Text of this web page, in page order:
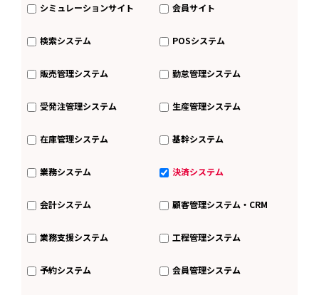
シミュレーションサイト 会員サイト
検索システム POSシステム
販売管理システム 勤怠管理システム
受発注管理システム 生産管理システム
在庫管理システム 基幹システム
業務システム 決済システム
会計システム 顧客管理システム・CRM
業務支援システム 工程管理システム
予約システム 会員管理システム